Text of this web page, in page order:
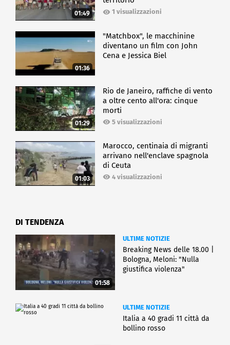
01:49 1 visualizzazioni
01:36
"Matchbox", le macchinine
diventano un film con John
Cena e Jessica Biel
01:29
Rio de Janeiro, raffiche di vento
a oltre cento all'ora: cinque
morti
5 visualizzazioni
01:03
Marocco, centinaia di migranti
arrivano nell'enclave spagnola
di Ceuta
4 visualizzazioni
DI TENDENZA
01:58
ULTIME NOTIZIE
Breaking News delle 18.00 |
Bologna, Meloni: "Nulla
giustifica violenza"
ULTIME NOTIZIE
Italia a 40 gradi 11 città da
bollino rosso